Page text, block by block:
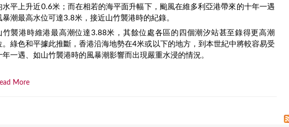
水平上升近0.6米；而在相若的海平面升幅下，颱風在維多利亞港帶來的十年一遇
暴潮最高水位可達3.8米，接近山竹襲港時的紀錄。
竹襲港時維港最高潮位達3.88米，其餘位處各區的四個潮汐站甚至錄得更高潮
。綠色和平據此推斷，香港沿海地勢在4米或以下的地方，到本世紀中將較容易受
年一遇、如山竹襲港時的風暴潮影響而出現嚴重水浸的情況。
More